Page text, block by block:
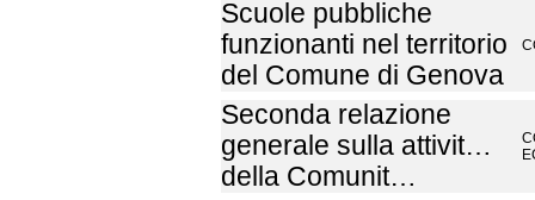
Scuole pubbliche
funzionanti nel territorio
del Comune di Genova
Seconda relazione
generale sulla attivit…
della Comunit…